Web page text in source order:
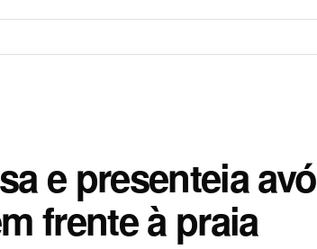
e presenteia avó
frente à praia